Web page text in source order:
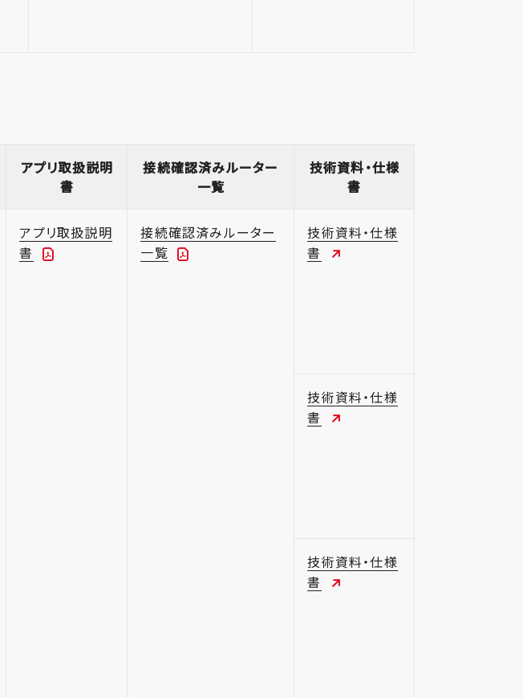
アプリ取扱説明
書
接続確認済みルーター
一覧
技術資料・仕様
書
アプリ取扱説明
書
接続確認済みルーター
一覧
技術資料・仕様
書
技術資料・仕様
書
技術資料・仕様
書